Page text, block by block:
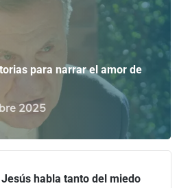
para narrar el amor de
2025
habla tanto del miedo